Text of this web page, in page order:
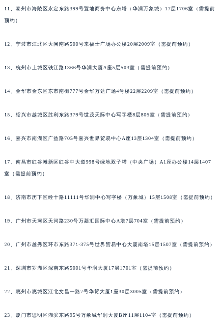
11、泰州市海陵区永定东路399号置地商务中心东塔（华润万象城）17层1706室（需提前
预约）
12、宁波市江北区大闸南路500号来福士广场办公楼20层2009室（需提前预约）
13、杭州市上城区钱江路1366号华润大厦A座5层503室（需提前预约）
14、金华市金东区东市南街777号金华万达广场4号楼22层2209室（需提前预约）
15、绍兴市越城区胜利东路379号世茂天际中心写字楼8层805室（需提前预约）
16、嘉兴市南湖区广益路705号嘉兴世界贸易中心A座13层1304室（需提前预约）
17、南昌市红谷滩新区红谷中大道998号绿地双子塔（中央广场）A1座办公楼14层1407
室（需提前预约）
18、济南市历下区经十路11111号华润中心写字楼（万象城）15层1508室（需提前预约）
19、广州市天河区天河路230号万菱汇国际中心A塔7层704室（需提前预约）
20、广州市越秀区环市东路371-375号世界贸易中心大厦南塔15层1507室（需提前预约）
21、深圳市罗湖区深南东路5001号华润大厦17层1701室（需提前预约）
22、惠州市惠城区江北文昌一路7号华贸大厦1座30层3005室（需提前预约）
23、厦门市思明区湖滨东路95号万象城华润大厦B座11层1104室（需提前预约）